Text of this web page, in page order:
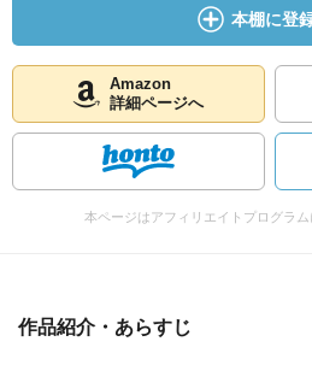
本棚に登
Amazon
詳細ページへ
本ページはアフィリエイトプログラ
作品紹介・あらすじ